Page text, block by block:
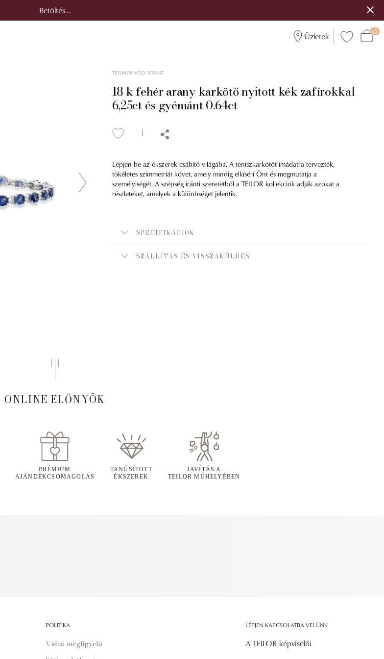
Betöltés...
Üzletek
TERMÉKKÓD:105447
18 k fehér arany karkötő nyitott kék zafírokkal
6,25ct és gyémánt 0.64ct
Lépjen be az ékszerek csábító világába. A teniszkarkötőt imádatra tervezték,
tökéletes szimmetriát követ, amely mindig elkíséri Önt és megmutatja a
személyiségét. A szépség iránti szeretetből a TEILOR kollekciók adják azokat a
részleteket, amelyek a különbséget jelentik.
SPECIFIKÁCIÓK
SZÁLLÍTÁS ÉS VISSZAKÜLDÉS
ONLINE ELŐNYÖK
PRÉMIUM
AJÁNDÉKCSOMAGOLÁS
TANÚSÍTOTT
ÉKSZEREK
JAVÍTÁS A
TEILOR MŰHELYÉBEN
POLITIKA
Videó megfigyelő
LÉPJEN KAPCSOLATBA VELÜNK
A TEILOR képviselői